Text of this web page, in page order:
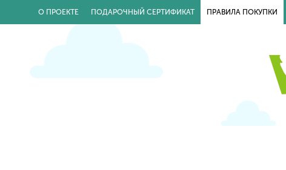
О ПРОЕКТЕ ПОДАРОЧНЫЙ СЕРТИФИКАТ ПРАВИЛА ПОКУПКИ